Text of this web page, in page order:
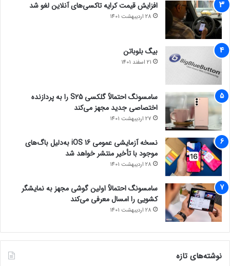
با منتشر کردن مقالات، ویدئو و تصاویر جذاب در سایت خود
مخاطبین را از کانال‌های مختلف به سایت خود هدایت کنید.
امیدواریم این مقاله برای شما کاربردی بوده باشد و شما اطلاعات کافی
برای سفارش طراحی سایت را به دست آورده باشید.
مجله خبری lastech
رپورتاژ آگهی
افزایش قیمت کرایه تاکسی‌های آنلاین لغو شد
28 اردیبهشت 1401
بیگ بلوباتن
21 اسفند 1401
سامسونگ احتمالاً گلکسی S25 را به پردازنده
اختصاصی جدید مجهز می‌کند
27 اردیبهشت 1401
نسخه آزمایشی عمومی iOS 16 به‌دلیل باگ‌های
موجود با تأخیر منتشر خواهد شد
28 اردیبهشت 1401
سامسونگ احتمالاً اولین گوشی مجهز به نمایشگر
کشویی را امسال معرفی می‌کند
28 اردیبهشت 1401
نوشته‌های تازه